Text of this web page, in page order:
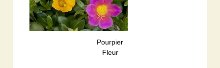
Pourpier
Fleur